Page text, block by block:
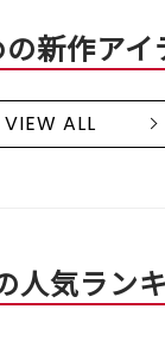
新作アイ
VIEW ALL
人気ラン